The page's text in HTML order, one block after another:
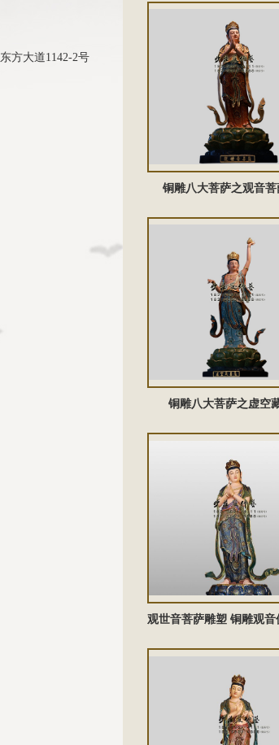
方大道1142-2号
铜雕八大菩萨之观音菩
铜雕八大菩萨之虚空